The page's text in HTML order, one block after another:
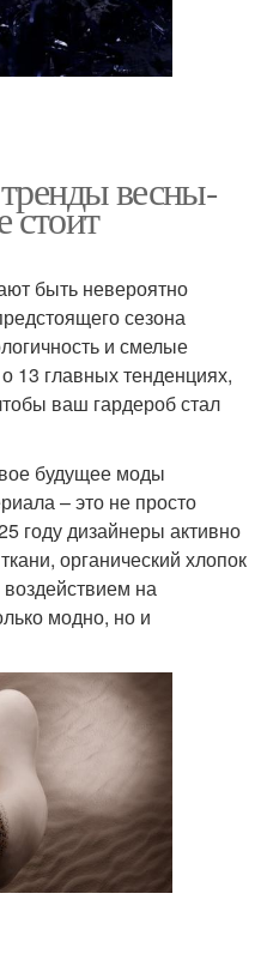
весны-
стоит
быть невероятно
сезона
и смелые
главных тенденциях,
ваш гардероб стал
будущее моды
– это не просто
году дизайнеры активно
органический хлопок
на
модно, но и